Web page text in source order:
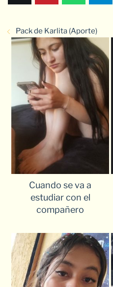
Pack de Karlita (Aporte)
Cuando se va a
estudiar con el
compañero